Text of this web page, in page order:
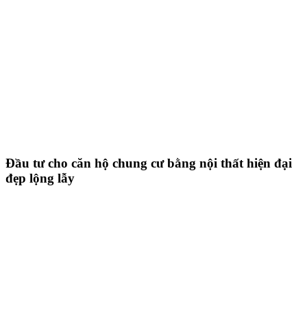
Đầu tư cho căn hộ chung cư bằng nội thất hiện đại
đẹp lộng lẫy